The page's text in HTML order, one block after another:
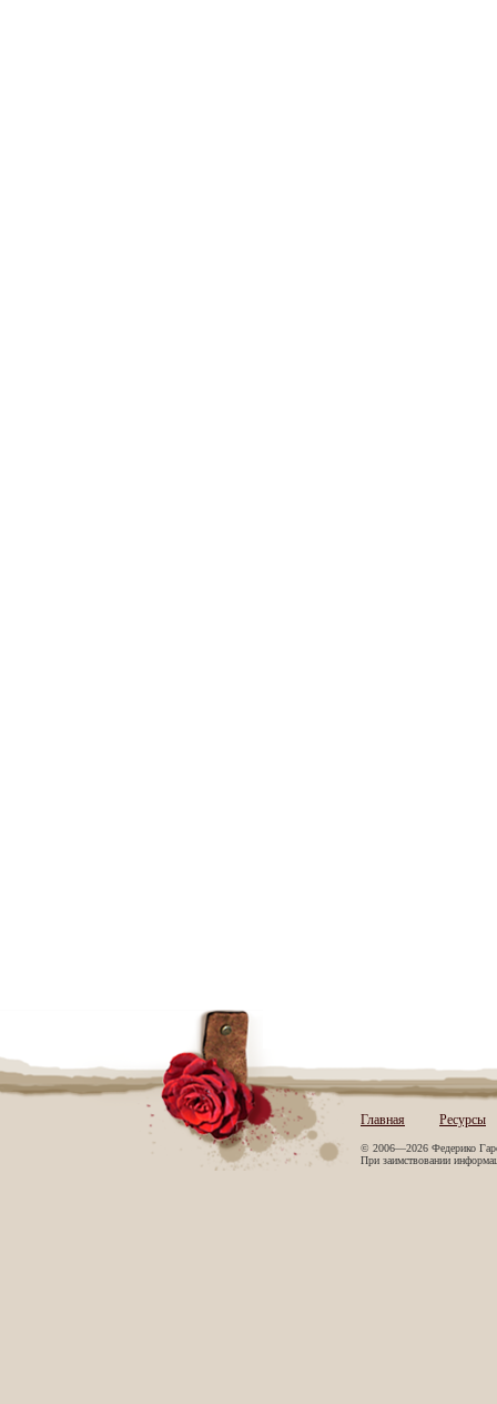
Главная Ресурсы
© 2006—2026 Федерико
При заимствовании